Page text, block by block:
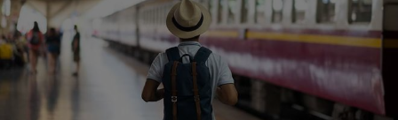
Angeboten.
Liste der Partner (Lieferanten)